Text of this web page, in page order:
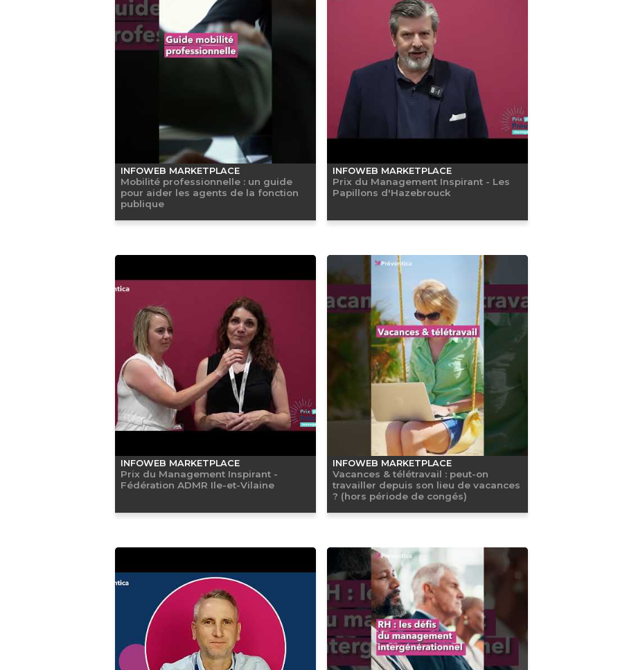
INFOWEB MARKETPLACE
Mobilité professionnelle : un guide
pour aider les agents de la fonction
publique
INFOWEB MARKETPLACE
Prix du Management Inspirant - Les
Papillons d'Hazebrouck
INFOWEB MARKETPLACE
Prix du Management Inspirant -
Fédération ADMR Ile-et-Vilaine
INFOWEB MARKETPLACE
Vacances & télétravail : peut-on
travailler depuis son lieu de vacances
? (hors période de congés)